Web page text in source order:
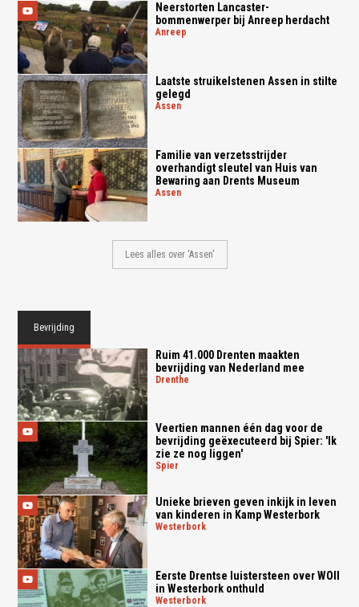
Neerstorten Lancaster-
bommenwerper bij Anreep herdacht
anreep
Laatste struikelstenen Assen in stilte
gelegd
assen
Familie van verzetsstrijder
overhandigt sleutel van Huis van
Bewaring aan Drents Museum
assen
Lees alles over 'Assen'
Bevrijding
Ruim 41.000 Drenten maakten
bevrijding van Nederland mee
drenthe
Veertien mannen één dag voor de
bevrijding geëxecuteerd bij Spier: 'Ik
zie ze nog liggen'
spier
Unieke brieven geven inkijk in leven
van kinderen in Kamp Westerbork
westerbork
Eerste Drentse luistersteen over WOII
in Westerbork onthuld
westerbork